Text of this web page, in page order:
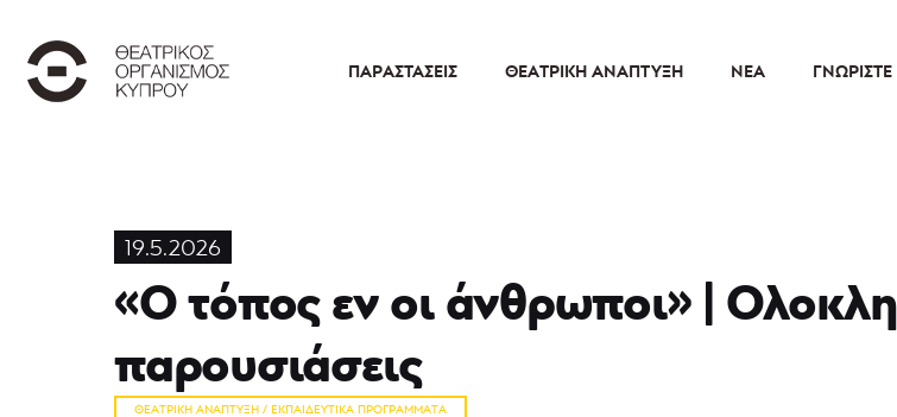
ΠΑΡΑΣΤΆΣΕΙΣ ΘΕΑΤΡΙΚΉ ΑΝΆΠΤΥΞΗ ΝΈΑ
19.5.2026
«Ο τόπος εν οι άνθρωποι» |
παρουσιάσεις
ΘΕΑΤΡΙΚΉ ΑΝΆΠΤΥΞΗ / ΕΚΠΑΙΔΕΥΤΙΚΆ ΠΡΟΓΡΆΜΜΑΤΑ